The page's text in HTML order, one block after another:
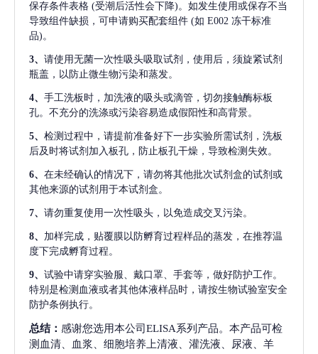
保存条件表格 (受潮后活性会下降)。如发生使用或保存不当
导致组件缺损，可申请购买配套组件 (如 E002 冻干标准
品)。
3、 请使用无菌一次性吸头吸取试剂，使用后，须旋紧试剂
瓶盖，以防止微生物污染和蒸发。
4、 手工洗板时，加洗液的吸头或滴管，切勿接触酶标板
孔。不充分的洗涤或污染容易造成假阳性和高背景。
5、 检测过程中，请提前准备好下一步实验所需试剂，洗板
后及时将试剂加入板孔，防止板孔干燥，导致检测失效。
6、 在未经确认的情况下，请勿将其他批次试剂盒的试剂或
其他来源的试剂用于本试剂盒。
7、 请勿重复使用一次性吸头，以免造成交叉污染。
8、 加样完成，贴覆膜以防孵育过程样品的蒸发，在推荐温
度下完成孵育过程。
9、 试验中请穿实验服、戴口罩、手套等，做好防护工作。
特别是检测血液或者其他体液样品时，请按生物试验室安全
防护条例执行。
总结： 感谢您选用本公司ELISA系列产品。本产品可检
测血清、血浆、细胞培养上清液、灌洗液、尿液、羊